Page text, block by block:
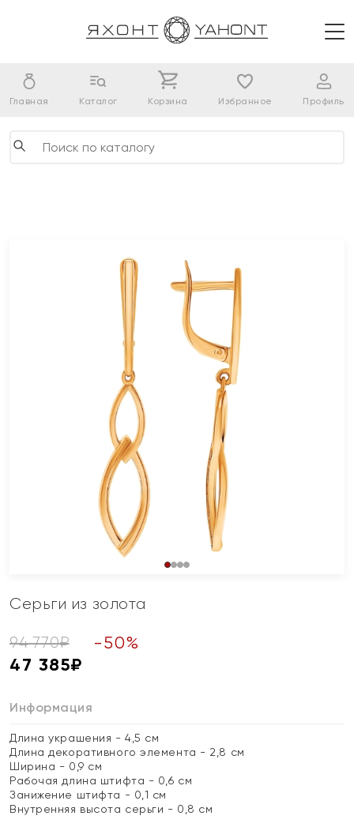
Главная Каталог Корзина Избранное Профиль
Серьги из золота
94 770₽ -50%
47 385₽
Информация
Длина украшения - 4,5 см
Длина декоративного элемента - 2,8 см
Ширина - 0,9 см
Рабочая длина штифта - 0,6 см
Занижение штифта - 0,1 см
Внутренняя высота серьги - 0,8 см